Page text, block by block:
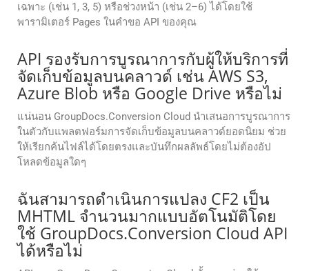
เฉพาะ (เช่น 1, 3, 5) หรือช่วงหน้า (เช่น 2–6) ได้โดยใช้
พารามิเตอร์ Pages ในคำขอ API ของคุณ
API รองรับการบูรณาการกับผู้ให้บริการที่
จัดเก็บข้อมูลบนคลาวด์ เช่น AWS S3,
Azure Blob หรือ Google Drive หรือไม่
แน่นอน GroupDocs.Conversion Cloud นำเสนอการบูรณาการ
ในตัวกับแพลตฟอร์มการจัดเก็บข้อมูลบนคลาวด์ยอดนิยม ช่วย
ให้เรียกค้นไฟล์ได้โดยตรงและบันทึกผลลัพธ์โดยไม่ต้องอัป
โหลดข้อมูลใดๆ
ฉันสามารถดำเนินการแปลง CF2 เป็น
MHTML จำนวนมากแบบอัตโนมัติโดย
ใช้ GroupDocs.Conversion Cloud API
ได้หรือไม่